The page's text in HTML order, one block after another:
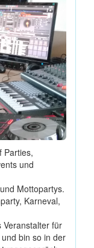
Parties,
und
Mottopartys.
Karneval,
Veranstalter für
bin so in der